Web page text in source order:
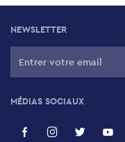
NEWSLETTER
MÉDIAS SOCIAUX